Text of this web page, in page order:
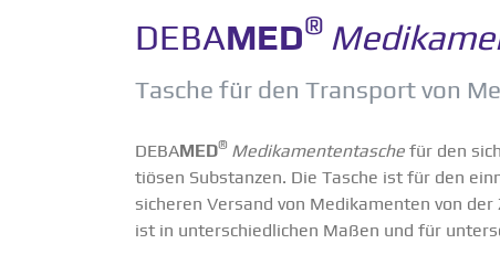
DEBAMED®
Tasche für den Transport von
DEBAMED® Medika­men­ten­taschefür den
tiösen Substanzen. Die Tasche ist für den
sicheren Versand von Medika­menten von
ist in unter­schied­lichen Maßen und für